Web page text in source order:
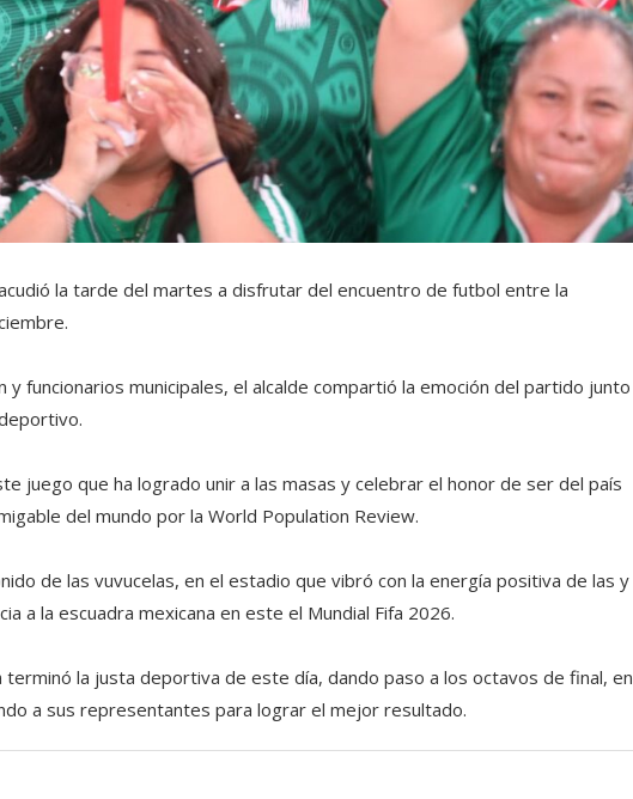
la tarde del martes a disfrutar del encuentro de futbol entre la
funcionarios municipales, el alcalde compartió la emoción del partido junto
juego que ha logrado unir a las masas y celebrar el honor de ser del país
del mundo por la World Population Review.
de las vuvucelas, en el estadio que vibró con la energía positiva de las y
a la escuadra mexicana en este el Mundial Fifa 2026.
terminó la justa deportiva de este día, dando paso a los octavos de final, en
a sus representantes para lograr el mejor resultado.